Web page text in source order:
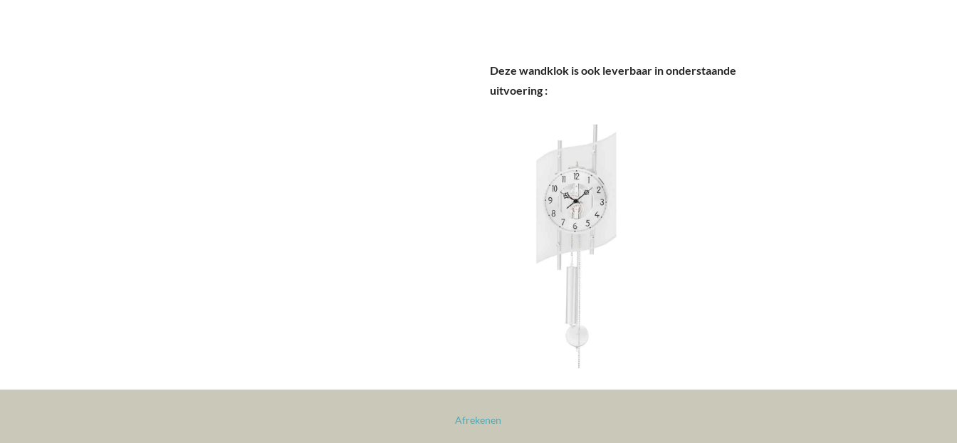
Deze wandklok is ook leverbaar in onderstaande
uitvoering :
Afrekenen